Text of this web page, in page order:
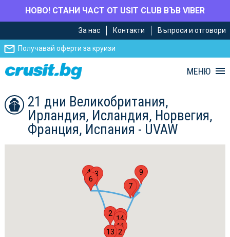
НОВО! СТАНИ ЧАСТ ОТ USIT CLUB ВЪВ VIBER
главното
съдържание
Навигацията
За нас Контакти Въпроси и отговори
Получавай оферти за круизи
МЕНЮ
21 дни Великобритания,
Ирландия, Исландия, Норвегия,
Франция, Испания - UVAW
1
2
3
4
5
6
78
9
10
11
12
13
14
15